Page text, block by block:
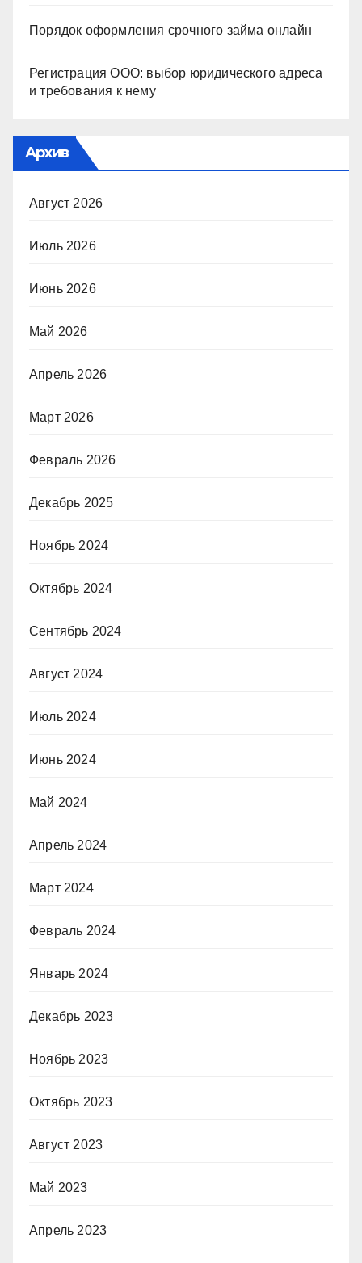
Порядок оформления срочного займа онлайн
Регистрация ООО: выбор юридического адреса
и требования к нему
Архив
Август 2026
Июль 2026
Июнь 2026
Май 2026
Апрель 2026
Март 2026
Февраль 2026
Декабрь 2025
Ноябрь 2024
Октябрь 2024
Сентябрь 2024
Август 2024
Июль 2024
Июнь 2024
Май 2024
Апрель 2024
Март 2024
Февраль 2024
Январь 2024
Декабрь 2023
Ноябрь 2023
Октябрь 2023
Август 2023
Май 2023
Апрель 2023